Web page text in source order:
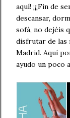
aquí! ¡¡¡Fin de
descansar,
sofá, no dejéis
disfrutar de las
Madrid. Aquí
ayudo un poco